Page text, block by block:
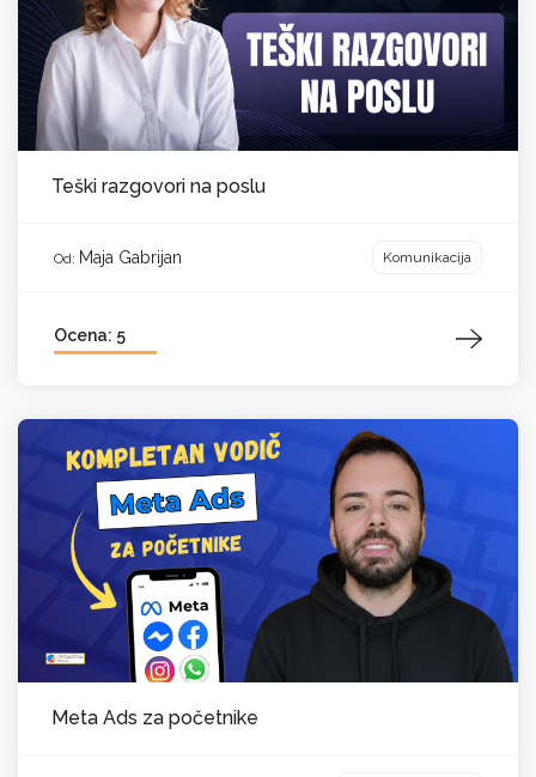
Teški razgovori na poslu
Od: Maja Gabrijan Komunikacija
Ocena: 5
Meta Ads za početnike